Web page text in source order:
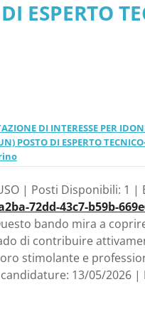
ED
ESPERTO
DI INTERESSE PER
POSTO DI ESPERTO
| Posti Disponibili: 1 |
72dd-43c7-b59b-
bando mira a
di contribuire
stimolante e
13/05/2026